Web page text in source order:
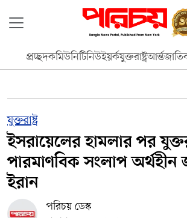
প্রচ্ছদকমিউনিটিনিউইয়র্কযুক্তরাষ্ট্র
যুক্তরাষ্ট্র
ইসরায়েলের হামলার পর
পারমাণবিক সংলাপ অর্থহীন
ইরান
পরিচয় ডেস্ক